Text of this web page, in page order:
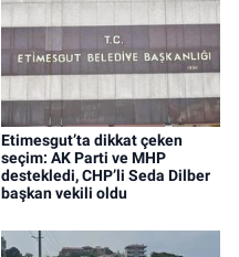
Etimesgut’ta dikkat çeken
seçim: AK Parti ve MHP
destekledi, CHP’li Seda Dilber
başkan vekili oldu